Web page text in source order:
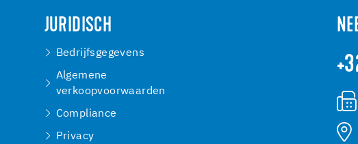
JURIDISCH
Bedrijfsgegevens
Algemene
verkoopvoorwaarden
Compliance
Privacy